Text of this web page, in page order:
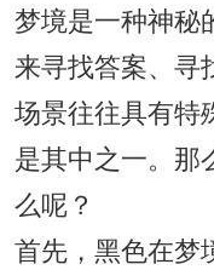
梦境是一种神秘
来寻找答案、寻
场景往往具有特
是其中之一。那
么呢？
首先，黑色在梦